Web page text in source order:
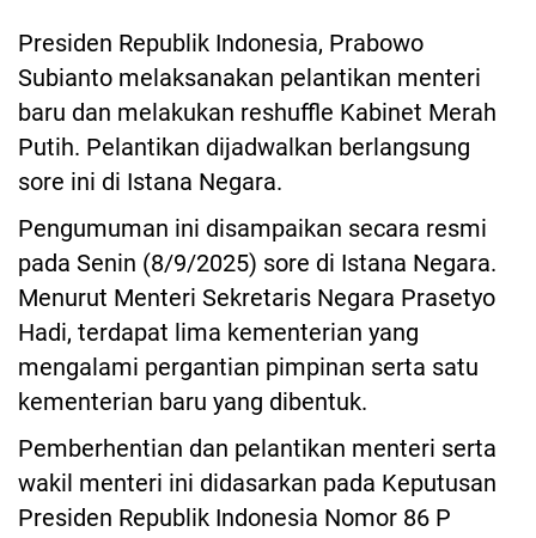
Presiden Republik Indonesia, Prabowo
Subianto melaksanakan pelantikan menteri
baru dan melakukan reshuffle Kabinet Merah
Putih. Pelantikan dijadwalkan berlangsung
sore ini di Istana Negara.
Pengumuman ini disampaikan secara resmi
pada Senin (8/9/2025) sore di Istana Negara.
Menurut Menteri Sekretaris Negara Prasetyo
Hadi, terdapat lima kementerian yang
mengalami pergantian pimpinan serta satu
kementerian baru yang dibentuk.
Pemberhentian dan pelantikan menteri serta
wakil menteri ini didasarkan pada Keputusan
Presiden Republik Indonesia Nomor 86 P